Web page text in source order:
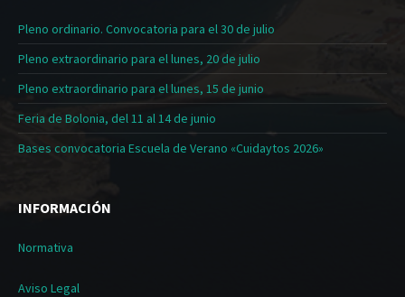
Pleno ordinario. Convocatoria para el 30 de julio
Pleno extraordinario para el lunes, 20 de julio
Pleno extraordinario para el lunes, 15 de junio
Feria de Bolonia, del 11 al 14 de junio
Bases convocatoria Escuela de Verano «Cuidaytos 2026»
INFORMACIÓN
Normativa
Aviso Legal